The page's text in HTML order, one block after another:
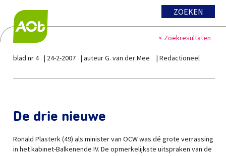
ZOEKEN
< Zoekresultaten
blad nr 4 24-2-2007 auteur G. van der Mee Redactioneel
De drie nieuwe
Ronald Plasterk (49) als minister van OCW was dé grote verrassing
in het kabinet-Balkenende IV. De opmerkelijkste uitspraken van de